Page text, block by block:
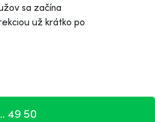
sa začína
už krátko po
49 50